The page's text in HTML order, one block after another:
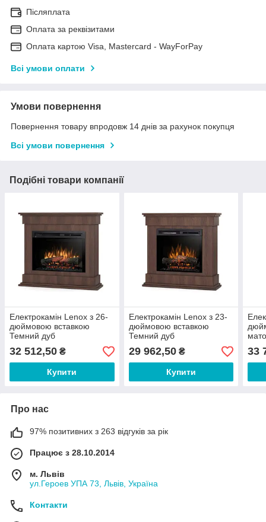
Післяплата
Оплата за реквізитами
Оплата картою Visa, Mastercard - WayForPay
Всі умови оплати
Умови повернення
Повернення товару впродовж 14 днів за рахунок покупця
Всі умови повернення
Подібні товари компанії
Електрокамін Lenox з 26-
дюймовою вставкою
Темний дуб
32 512,50 ₴
Купити
Електрокамін Lenox з 23-
дюймовою вставкою
Темний дуб
29 962,50₴
Купити
33
Про нас
97% позитивних з 263 відгуків за рік
Працює з 28.10.2014
м. Львів
ул.Героев УПА 73, Львів, Україна
Контакти